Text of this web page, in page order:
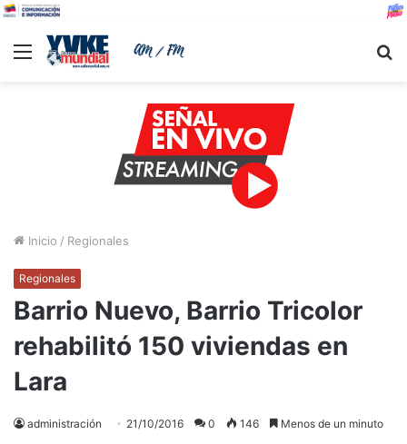
Menu
Inicio / Regionales
Regionales
Barrio Nuevo, Barrio Tricolor
rehabilitó 150 viviendas en
Lara
administración 21/10/2016 0 146 Menos de un minuto